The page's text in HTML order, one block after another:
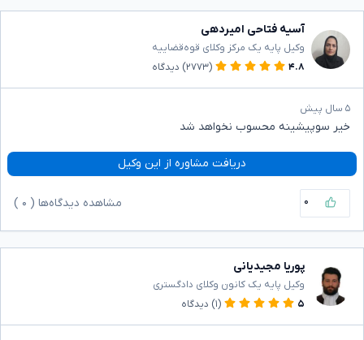
آسیه فتاحی امیردهی
وکیل پایه یک مرکز وکلای قوه‌قضاییه
۴.۸
(۲۷۷۳) دیدگاه
۵ سال پیش
خیر سوپیشینه محسوب نخواهد شد
دریافت مشاوره از این وکیل
۰ مشاهده دیدگاه‌ها ( ۰
پوریا مجیدیانی
وکیل پایه یک کانون وکلای دادگستری
۵
(۱) دیدگاه